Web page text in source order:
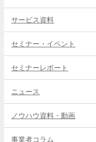
サービス資料
セミナー・イベント
セミナーレポート
ニュース
ノウハウ資料・動画
事業者コラム